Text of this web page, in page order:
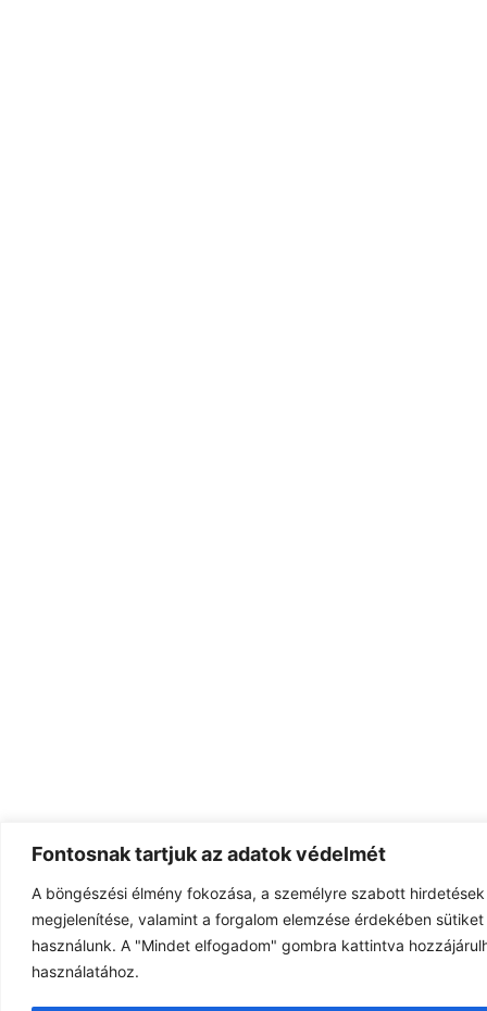
Fontosnak tartjuk az adatok védelmét
A böngészési élmény fokozása, a személyre szabott
megjelenítése, valamint a forgalom elemzése érdekében
használunk. A "Mindet elfogadom" gombra kattintva
használatához.